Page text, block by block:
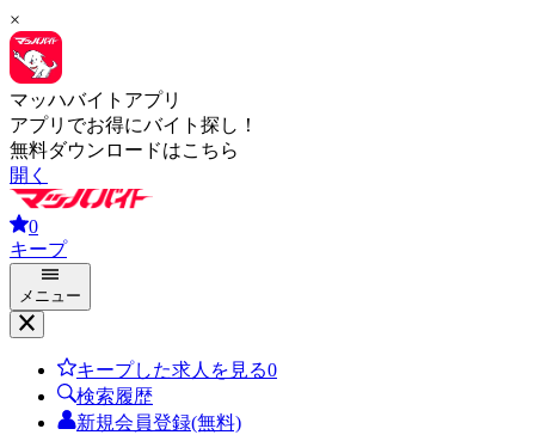
×
マッハバイトアプリ
アプリでお得にバイト探し！
無料ダウンロードはこちら
開く
0
キープ
メニュー
キープした求人を見る0
検索履歴
新規会員登録(無料)